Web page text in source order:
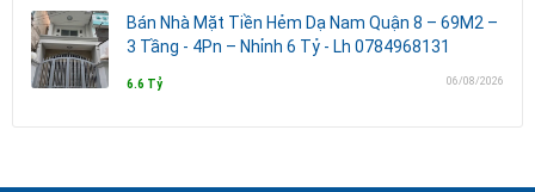
Bán Nhà Mặt Tiền Hẻm Dạ Nam Quận 8 – 69M2 –
3 Tầng - 4Pn – Nhỉnh 6 Tỷ - Lh 0784968131
6.6 Tỷ 06/08/2026